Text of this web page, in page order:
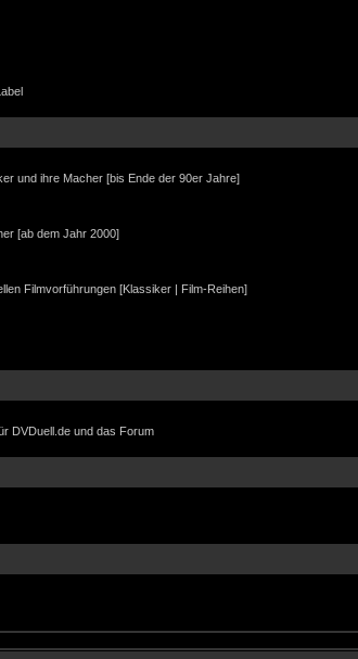
und ihre Macher [bis Ende der 90er Jahre]
[ab dem Jahr 2000]
Filmvorführungen [Klassiker | Film-Reihen]
DVDuell.de und das Forum